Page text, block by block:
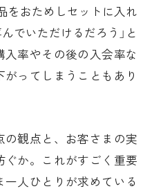
をおためしセットに入れ
でいただけるだろう」と
率やその後の入会率な
ってしまうこともあり
の観点と、お客さまの実
か。これがすごく重要
人ひとりが求めている